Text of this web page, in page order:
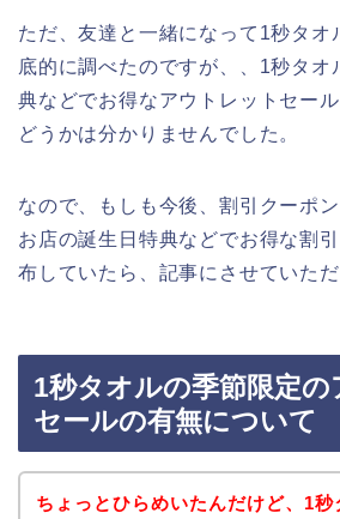
ただ、友達と一緒になって1秒タオ
底的に調べたのですが、、1秒タオ
典などでお得なアウトレットセー
どうかは分かりませんでした。
なので、もしも今後、割引クーポ
お店の誕生日特典などでお得な割
布していたら、記事にさせていた
1秒タオルの季節限定の
セールの有無について
ちょっとひらめいたんだけど、1秒